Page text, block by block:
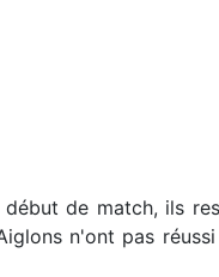
de match, ils
n'ont pas